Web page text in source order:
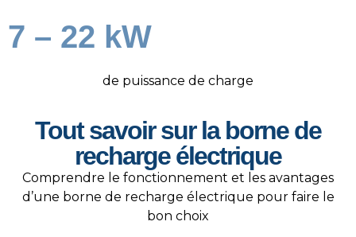
7 – 22 kW
de puissance de charge
Tout savoir sur la borne de
recharge électrique
Comprendre le fonctionnement et les avantages
d’une borne de recharge électrique pour faire le
bon choix